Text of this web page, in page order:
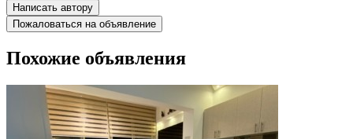
Написать автору
Пожаловаться на объявление
Похожие объявления